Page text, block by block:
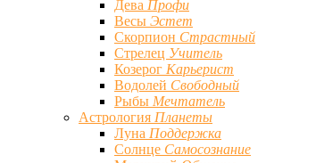
Дева Профи
Весы Эстет
Скорпион Страстный
Стрелец Учитель
Козерог Карьерист
Водолей Свободный
Рыбы Мечтатель
Астрология Планеты
Луна Поддержка
Солнце Самосознание